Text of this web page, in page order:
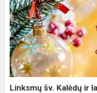
Linksmų
šv.
Kalėdų
ir
laimingų
Naujųjų
Metų!
Linksmų šv. Kalėdų ir